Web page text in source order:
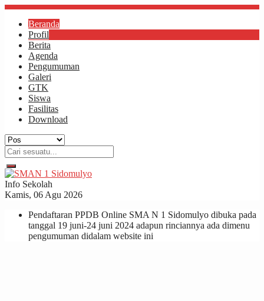
Beranda
Profil
Berita
Agenda
Pengumuman
Galeri
GTK
Siswa
Fasilitas
Download
Info Sekolah
Kamis, 06 Agu 2026
Pendaftaran PPDB Online SMA N 1 Sidomulyo dibuka pada
tanggal 19 juni-24 juni 2024 adapun rinciannya ada dimenu
pengumuman didalam website ini